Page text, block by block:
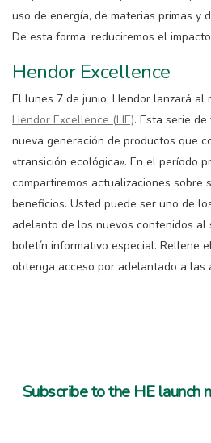
uso de energía, de materias primas y
De esta forma, reduciremos el
Hendor Excellence
El lunes 7 de junio, Hendor lanzará al
Hendor Excellence (HE). Esta serie
nueva generación de productos que
«transición ecológica». En el período
compartiremos actualizaciones sobre
beneficios. Usted puede ser uno de
adelanto de los nuevos contenidos al
boletín informativo especial. Rellene
obtenga acceso por adelantado a las
Subscribe to the HE launch